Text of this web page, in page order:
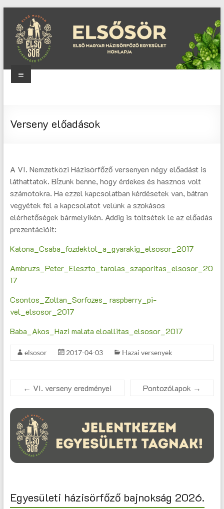
content
Magyar
Menu
Verseny előadások
A VI. Nemzetközi Házisörfőző versenyen négy előadást is
láthattatok. Bízunk benne, hogy érdekes és hasznos volt
számotokra. Ha ezzel kapcsolatban kérdésetek van, bátran
vegyétek fel a kapcsolatot velünk a szokásos
elérhetőségek bármelyikén. Addig is töltsétek le az előadás
prezentációit:
Katona_Csaba_fozdektol_a_gyarakig_elsosor_2017
Ambruzs_Peter_Eleszto_tarolas_szaporitas_elsosor_20
17
Csontos_Zoltan_Sorfozes_ raspberry_pi-
vel_elsosor_2017
Baba_Akos_Hazi malata eloallitas_elsosor_2017
elsosor 2017-04-03 Hazai versenyek
← VI. verseny eredményei Pontozólapok →
Egyesületi házisörfőző bajnokság 2026.